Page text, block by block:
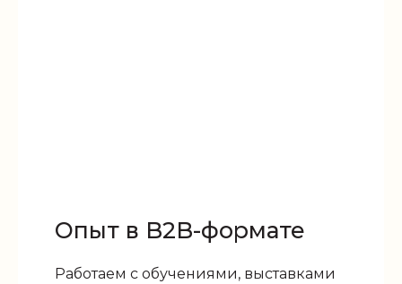
Опыт в B2B-формате
Работаем с обучениями, выставками